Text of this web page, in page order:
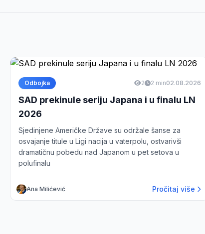
Odbojka 2 2 min02.08.2026
SAD prekinule seriju Japana i u finalu LN
2026
Sjedinjene Američke Države su održale šanse za
osvajanje titule u Ligi nacija u vaterpolu, ostvarivši
dramatičnu pobedu nad Japanom u pet setova u
polufinalu
Ana Milićević Pročitaj više